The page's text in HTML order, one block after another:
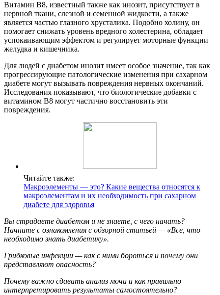
Витамин В8, известный также как инозит, присутствует в
нервной ткани, слезной и семенной жидкости, а также
является частью глазного хрусталика. Подобно холину, он
помогает снижать уровень вредного холестерина, обладает
успокаивающим эффектом и регулирует моторные функции
желудка и кишечника.
Для людей с диабетом инозит имеет особое значение, так как
прогрессирующие патологические изменения при сахарном
диабете могут вызывать повреждения нервных окончаний.
Исследования показывают, что биологические добавки с
витамином В8 могут частично восстановить эти
повреждения.
Читайте также:
Макроэлементы — это? Какие вещества относятся к
макроэлементам и их необходимость при сахарном
диабете для здоровья
Вы страдаете диабетом и не знаете, с чего начать?
Начните с ознакомления с обзорной статьей — «Все, что
необходимо знать диабетику».
Грибковые инфекции — как с ними бороться и почему они
представляют опасность?
Почему важно сдавать анализ мочи и как правильно
интерпретировать результаты самостоятельно?